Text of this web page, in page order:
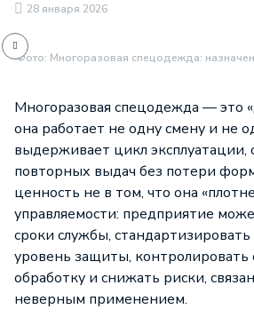
28 января 2026
Фото: Многоразовая спецодежда:
Многоразовая спецодежда — это
она работает не одну смену и не
выдерживает цикл эксплуатации,
повторных выдач без потери
ценность не в том, что она
управляемости: предприятие
сроки службы,
уровень защиты, контролировать
обработку и снижать риски,
неверным применением.